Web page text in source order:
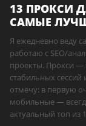
13 ПРОКСИ
САМЫЕ
Я ежедневно веду
работаю с SEO/
проекты. Прокси —
стабильных сессий
отмечу: в первую
мобильные —
актуальный топ из